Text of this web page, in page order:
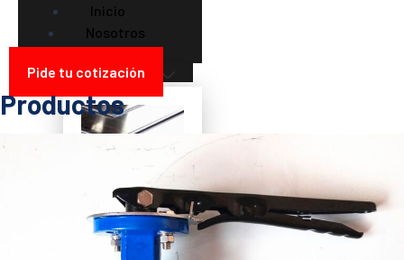
Inicio
Nosotros
Productos
Pide tu cotización
Productos